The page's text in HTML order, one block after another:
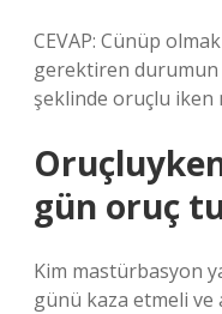
CEVAP: Cünüp
gerektiren durumun
şeklinde oruçlu iken
gün oruç
Kim mastürbasyon
günü kaza etmeli ve